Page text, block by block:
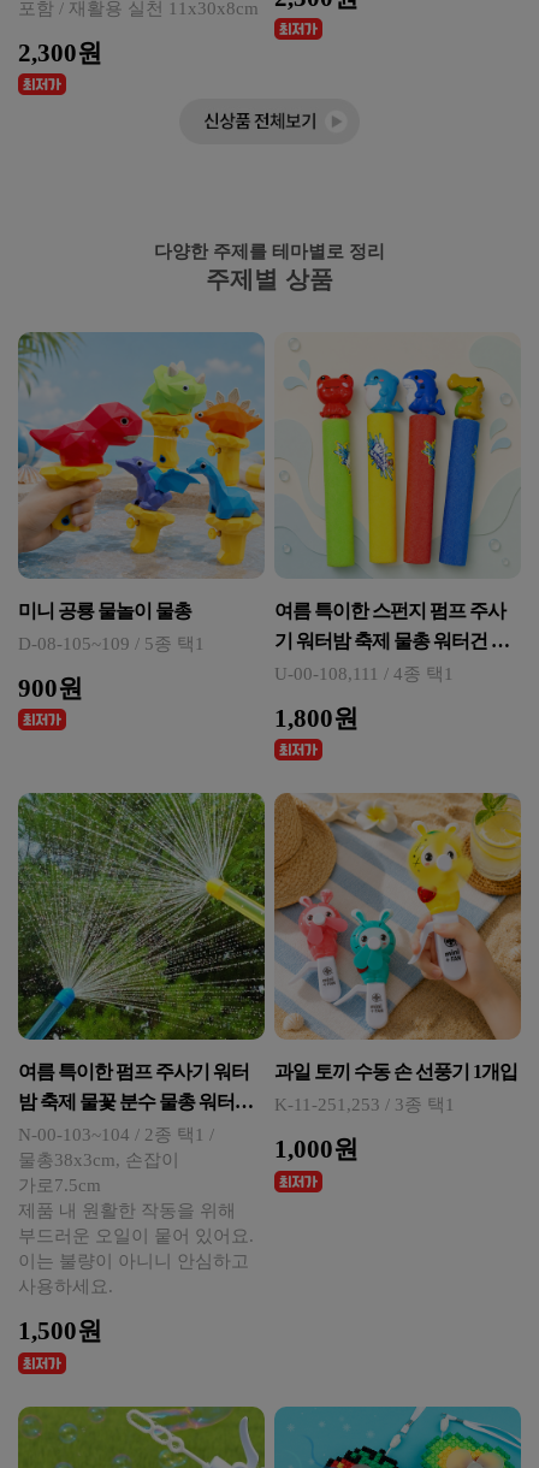
포함 / 재활용 실천 11x30x8cm
2,300원
다양한 주제를 테마별로 정리
주제별 상품
미니 공룡 물놀이 물총
D-08-105~109 / 5종 택1
900원
여름 특이한 스펀지 펌프 주사
기 워터밤 축제 물총 워터건 놀
이 물놀이 동물
U-00-108,111 / 4종 택1
1,800원
여름 특이한 펌프 주사기 워터
밤 축제 물꽃 분수 물총 워터건
놀이
N-00-103~104 / 2종 택1 /
물총38x3cm, 손잡이
가로7.5cm
제품 내 원활한 작동을 위해
부드러운 오일이 뭍어 있어요.
이는 불량이 아니니 안심하고
사용하세요.
1,500원
과일 토끼 수동 손 선풍기 1개입
K-11-251,253 / 3종 택1
1,000원